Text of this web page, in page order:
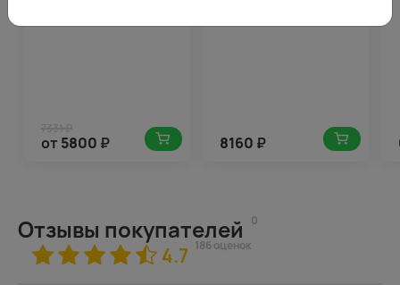
от 5800 ₽ 8160 ₽
Отзывы покупателей 0
4.7 186 оценок